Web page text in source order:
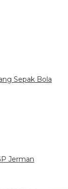
Sepak Bola
Jerman